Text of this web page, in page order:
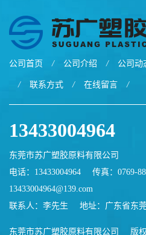
公司首页 / 公司介绍 / 公司动
/ 联系方式 / 在线留言 /
13433004964
东莞市苏广塑胶原料有限公司
电话：13433004964
传真：0769-
13433004964@139.com
联系人：李先生
地址：广东省东
东莞市苏广塑胶原料有限公司 版